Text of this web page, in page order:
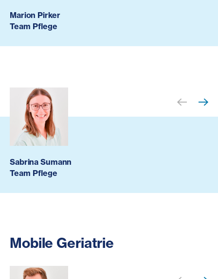
Marion Pirker
Team Pflege
Sabrina Sumann
Team Pflege
Mobile Geriatrie